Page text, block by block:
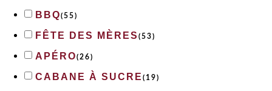
BBQ(55)
FÊTE DES MÈRES (53)
APÉRO(26)
CABANE À SUCRE ( 19)